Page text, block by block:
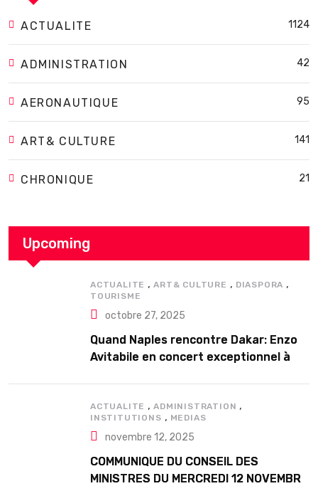
ACTUALITE 1124
ADMINISTRATION 42
AERONAUTIQUE 95
ART& CULTURE 141
CHRONIQUE 21
Upcoming
ACTUALITE ,ART& CULTURE , DIASPORA ,
TOURISME
octobre 27, 2025
Quand Naples rencontre Dakar: Enzo
Avitabile en concert exceptionnel à
ACTUALITE ,ADMINISTRATION ,
INSTITUTIONS , MEDIAS
novembre 12, 2025
COMMUNIQUE DU CONSEIL DES
MINISTRES DU MERCREDI 12 NOVEMBRE